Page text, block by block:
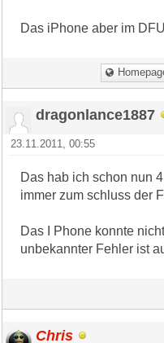
Das iPhone aber im
dragonlance1887
23.11.2011, 00:55
Das hab ich schon nun
immer zum schluss der
Das I Phone konnte
unbekannter Fehler ist
Chris